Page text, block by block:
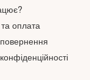
оплата